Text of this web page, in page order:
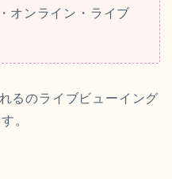
オンライン・ライブ
るのライブビューイング
。